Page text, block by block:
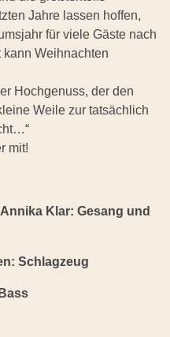
Jahre lassen hoffen,
für viele Gäste nach
Weihnachten
Hochgenuss, der den
Weile zur tatsächlich
mit!
Klar: Gesang und
Schlagzeug